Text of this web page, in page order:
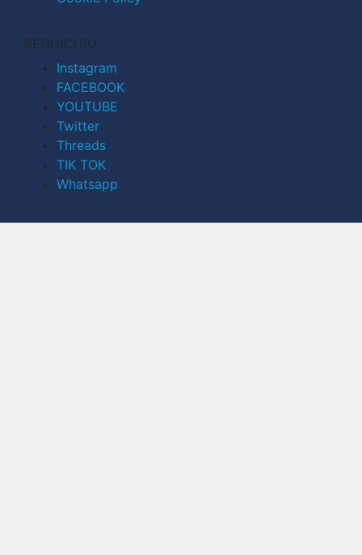
SEGUICI SU
Instagram
FACEBOOK
YOUTUBE
Twitter
Threads
TIK TOK
Whatsapp